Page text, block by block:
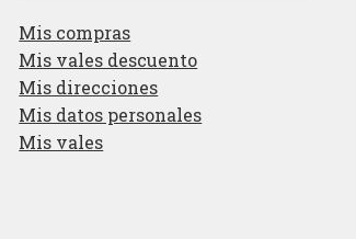
Mis compras
Mis vales descuento
Mis direcciones
Mis datos personales
Mis vales